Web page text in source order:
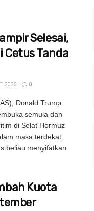
Selesai,
Cetus Tanda
2026 0
Donald Trump
semula dan
di Selat Hormuz
masa terdekat.
beliau menyifatkan
Kuota